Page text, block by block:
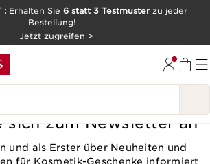
: Erhalten Sie 6 statt 3 Testmusterzu jeder
Bestellung!
Jetzt zugreifen >
sich zum Newsletter an
und als Erster über Neuheiten und
für Kosmetik-Geschenke informiert